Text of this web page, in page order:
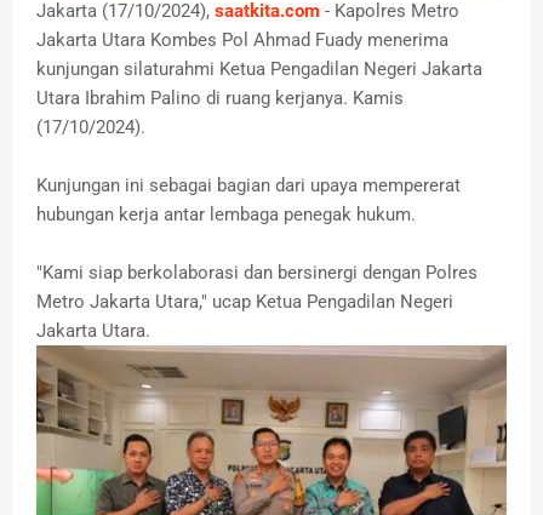
Jakarta (17/10/2024), saatkita.com - Kapolres Metro
Jakarta Utara Kombes Pol Ahmad Fuady menerima
kunjungan silaturahmi Ketua Pengadilan Negeri Jakarta
Utara Ibrahim Palino di ruang kerjanya. Kamis
(17/10/2024).
Kunjungan ini sebagai bagian dari upaya mempererat
hubungan kerja antar lembaga penegak hukum.
"Kami siap berkolaborasi dan bersinergi dengan Polres
Metro Jakarta Utara," ucap Ketua Pengadilan Negeri
Jakarta Utara.